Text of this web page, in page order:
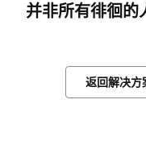
并非所有徘徊的
返回解决方